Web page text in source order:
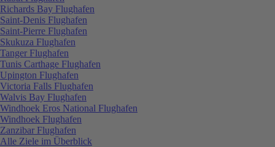
Richards Bay Flughafen
Saint-Denis Flughafen
Saint-Pierre Flughafen
Skukuza Flughafen
Tanger Flughafen
Tunis Carthage Flughafen
Upington Flughafen
Victoria Falls Flughafen
Walvis Bay Flughafen
Windhoek Eros National Flughafen
Windhoek Flughafen
Zanzibar Flughafen
Alle Ziele im Überblick